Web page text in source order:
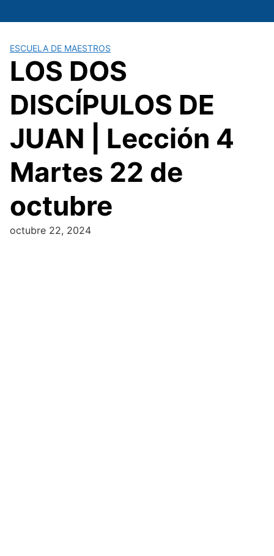
al
ESCUELA DE MAESTROS
LOS DOS
DISCÍPULOS DE
JUAN | Lección 4
Martes 22 de
octubre
octubre 22, 2024